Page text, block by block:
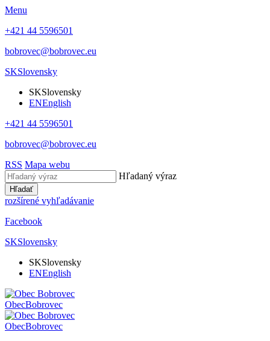
Menu
+421 44 5596501
bobrovec@bobrovec.eu
SKSlovensky
SKSlovensky
ENEnglish
+421 44 5596501
bobrovec@bobrovec.eu
RSS Mapa webu
Hľadaný výraz
Hľadať
rozšírené vyhľadávanie
Facebook
SKSlovensky
SKSlovensky
ENEnglish
ObecBobrovec
ObecBobrovec